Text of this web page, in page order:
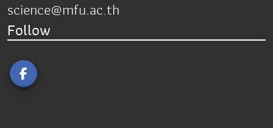
science@mfu.ac.th
Follow